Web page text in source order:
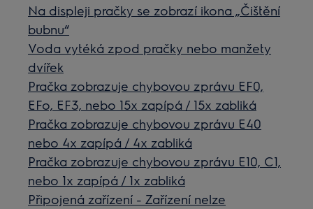
Na displeji pračky se zobrazí ikona „Čištění
bubnu“
Voda vytéká zpod pračky nebo manžety
dvířek
Pračka zobrazuje chybovou zprávu EF0,
EFo, EF3, nebo 15x zapípá / 15x zabliká
Pračka zobrazuje chybovou zprávu E40
nebo 4x zapípá / 4x zabliká
Pračka zobrazuje chybovou zprávu E10, C1,
nebo 1x zapípá / 1x zabliká
Připojená zařízení - Zařízení nelze